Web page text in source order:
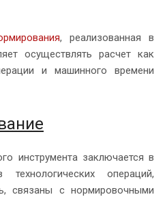
, реализованная в
осуществлять расчет как
и машинного времени
инструмента заключается в
технологических операций,
связаны с нормировочными